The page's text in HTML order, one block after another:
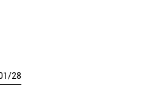
/28